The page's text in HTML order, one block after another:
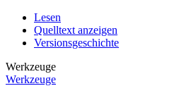
Lesen
Quelltext anzeigen
Versionsgeschichte
Werkzeuge
Werkzeuge